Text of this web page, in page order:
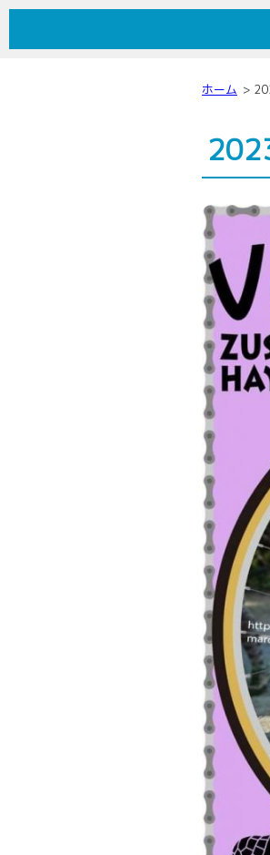
ホーム